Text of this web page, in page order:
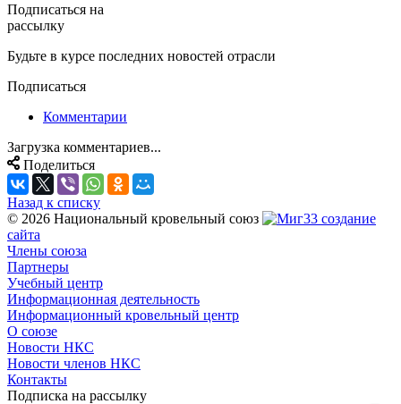
Подписаться на
рассылку
Будьте в курсе последних новостей отрасли
Подписаться
Комментарии
Загрузка комментариев...
Поделиться
Назад к списку
© 2026 Национальный кровельный союз
создание
сайта
Члены союза
Партнеры
Учебный центр
Информационная деятельность
Информационный кровельный центр
О союзе
Новости НКС
Новости членов НКС
Контакты
Подписка на рассылку